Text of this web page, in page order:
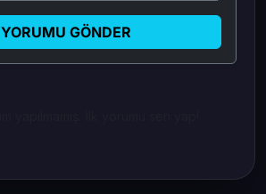
YORUMU GÖNDER